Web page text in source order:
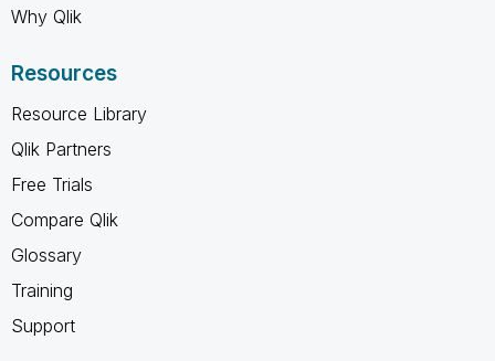
Why Qlik
Resources
Resource Library
Qlik Partners
Free Trials
Compare Qlik
Glossary
Training
Support